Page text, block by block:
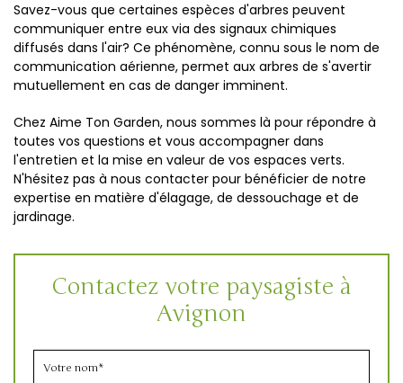
Savez-vous que certaines espèces d'arbres peuvent
communiquer entre eux via des signaux chimiques
diffusés dans l'air? Ce phénomène, connu sous le nom de
communication aérienne, permet aux arbres de s'avertir
mutuellement en cas de danger imminent.
Chez Aime Ton Garden, nous sommes là pour répondre à
toutes vos questions et vous accompagner dans
l'entretien et la mise en valeur de vos espaces verts.
N'hésitez pas à nous contacter pour bénéficier de notre
expertise en matière d'élagage, de dessouchage et de
jardinage.
Contactez votre paysagiste à
Avignon